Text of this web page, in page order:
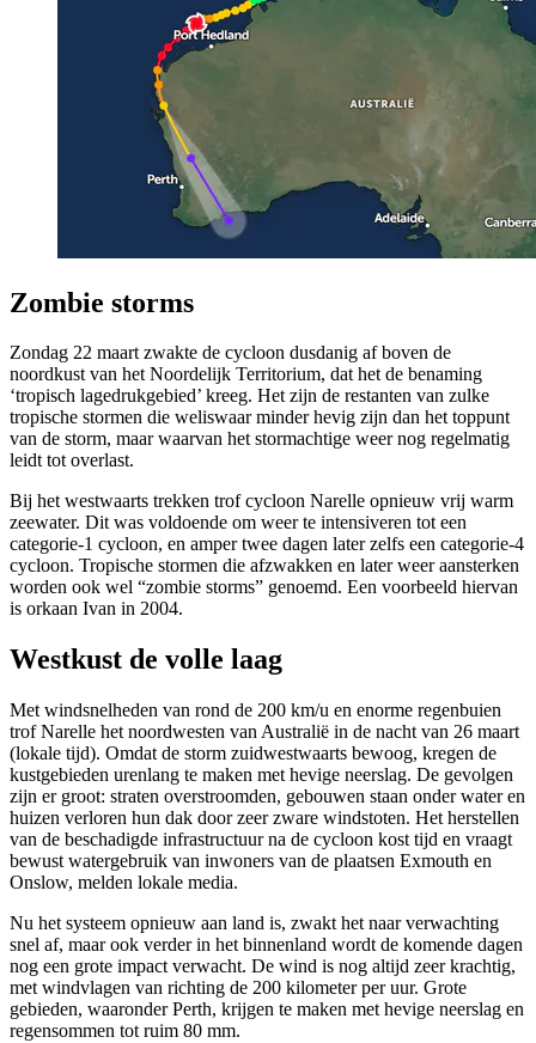
Zombie storms
Zondag 22 maart zwakte de cycloon dusdanig af boven de
noordkust van het Noordelijk Territorium, dat het de benaming
‘tropisch lagedrukgebied’ kreeg. Het zijn de restanten van zulke
tropische stormen die weliswaar minder hevig zijn dan het toppunt
van de storm, maar waarvan het stormachtige weer nog regelmatig
leidt tot overlast.
Bij het westwaarts trekken trof cycloon Narelle opnieuw vrij warm
zeewater. Dit was voldoende om weer te intensiveren tot een
categorie-1 cycloon, en amper twee dagen later zelfs een categorie-4
cycloon. Tropische stormen die afzwakken en later weer aansterken
worden ook wel “zombie storms” genoemd. Een voorbeeld hiervan
is orkaan Ivan in 2004.
Westkust de volle laag
Met windsnelheden van rond de 200 km/u en enorme regenbuien
trof Narelle het noordwesten van Australië in de nacht van 26 maart
(lokale tijd). Omdat de storm zuidwestwaarts bewoog, kregen de
kustgebieden urenlang te maken met hevige neerslag. De gevolgen
zijn er groot: straten overstroomden, gebouwen staan onder water en
huizen verloren hun dak door zeer zware windstoten. Het herstellen
van de beschadigde infrastructuur na de cycloon kost tijd en vraagt
bewust watergebruik van inwoners van de plaatsen Exmouth en
Onslow, melden lokale media.
Nu het systeem opnieuw aan land is, zwakt het naar verwachting
snel af, maar ook verder in het binnenland wordt de komende dagen
nog een grote impact verwacht. De wind is nog altijd zeer krachtig,
met windvlagen van richting de 200 kilometer per uur. Grote
gebieden, waaronder Perth, krijgen te maken met hevige neerslag en
regensommen tot ruim 80 mm.